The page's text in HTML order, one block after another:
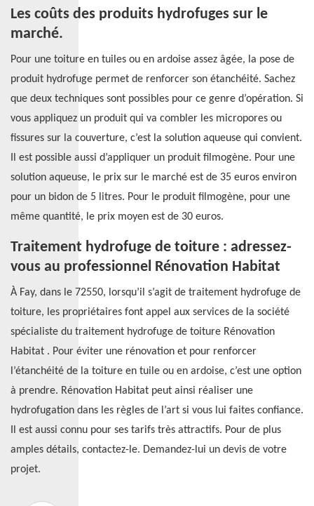
Les coûts des produits hydrofuges sur le
marché.
Pour une toiture en tuiles ou en ardoise assez âgée, la pose de
produit hydrofuge permet de renforcer son étanchéité. Sachez
que deux techniques sont possibles pour ce genre d’opération. Si
vous appliquez un produit qui va combler les micropores ou
fissures sur la couverture, c’est la solution aqueuse qui convient.
Il est possible aussi d’appliquer un produit filmogène. Pour une
solution aqueuse, le prix sur le marché est de 35 euros environ
pour un bidon de 5 litres. Pour le produit filmogène, pour une
même quantité, le prix moyen est de 30 euros.
Traitement hydrofuge de toiture : adressez-
vous au professionnel Rénovation Habitat
À Fay, dans le 72550, lorsqu’il s’agit de traitement hydrofuge de
toiture, les propriétaires font appel aux services de la société
spécialiste du traitement hydrofuge de toiture Rénovation
Habitat . Pour éviter une rénovation et pour renforcer
l’étanchéité de la toiture en tuile ou en ardoise, c’est une option
à prendre. Rénovation Habitat peut ainsi réaliser une
hydrofugation dans les règles de l’art si vous lui faites confiance.
Il est aussi connu pour ses tarifs très attractifs. Pour de plus
amples détails, contactez-le. Demandez-lui un devis de votre
projet.